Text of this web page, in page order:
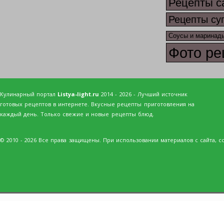
Рецепты
Рецепты
Соусы и
Фото
Кулинарный портал Listya-light.ru 2014 - 2026 - Лучший источник
готовых рецептов в интернете. Вкусные рецепты приготовления на
каждый день. Только свежие и новые рецепты блюд.
© 2010 - 2026 Все права защищены. При использовании материалов с сайта,